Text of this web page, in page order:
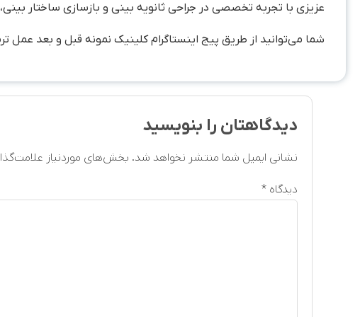
عزیزی با تجربه تخصصی در جراحی ثانویه بینی و بازسازی ساختار
شما می‌توانید از طریق پیج اینستاگرام کلینیک نمونه قبل و بعد عمل
دیدگاهتان را بنویسید
نشانی ایمیل شما منتشر نخواهد شد. بخش‌های موردنیاز
دیدگاه*